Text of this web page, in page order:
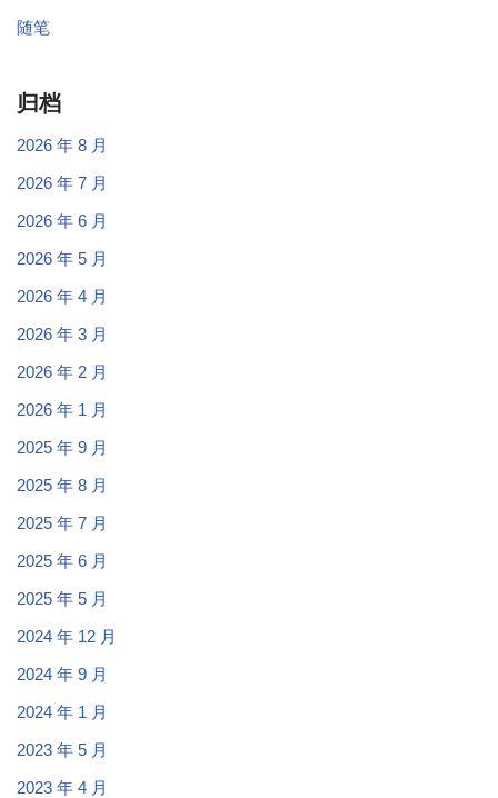
随笔
归档
2026 年 8 月
2026 年 7 月
2026 年 6 月
2026 年 5 月
2026 年 4 月
2026 年 3 月
2026 年 2 月
2026 年 1 月
2025 年 9 月
2025 年 8 月
2025 年 7 月
2025 年 6 月
2025 年 5 月
2024 年 12 月
2024 年 9 月
2024 年 1 月
2023 年 5 月
2023 年 4 月